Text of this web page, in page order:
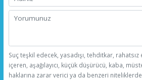
Suç teşkil edecek, yasadışı, tehditkar,
içeren, aşağılayıcı, küçük düşürücü, kaba,
haklarına zarar verici ya da benzeri